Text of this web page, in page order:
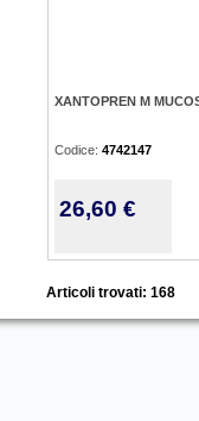
XANTOPREN M
Codice: 4742147
26,60 €
Articoli trovati: 168